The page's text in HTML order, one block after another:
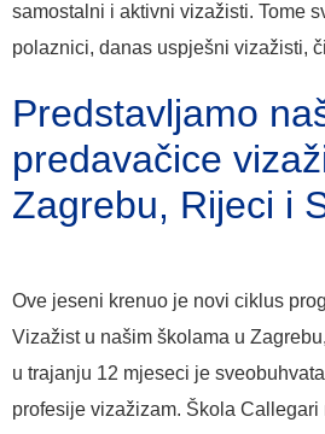
samostalni i aktivni vizažisti. Tome
polaznici, danas uspješni vizažisti,
Predstavljamo
predavačice
Zagrebu, Rijeci i
Ove jeseni krenuo je novi ciklus
Vizažist u našim školama u
u trajanju 12 mjeseci je
profesije vizažizam. Škola Callegari